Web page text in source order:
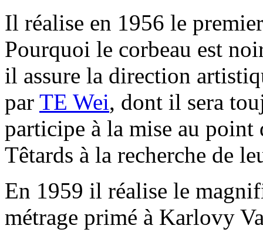
Il réalise en 1956 le
Pourquoi le corbeau est
il assure la direction
par TE Wei, dont il sera
participe à la mise au
Têtards à la recherche de
En 1959 il réalise le
métrage primé à Karlovy